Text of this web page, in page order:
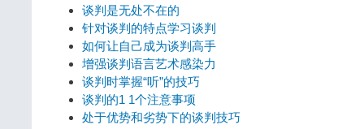
谈判是无处不在的
针对谈判的特点学习谈判
如何让自己成为谈判高手
增强谈判语言艺术感染力
谈判时掌握“听”的技巧
谈判的1 1个注意事项
处于优势和劣势下的谈判技巧